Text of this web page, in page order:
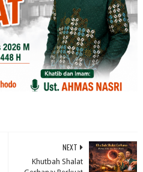
NEXT
Khutbah Shalat